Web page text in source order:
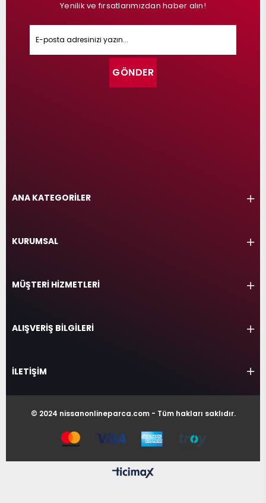
Yenilik ve fırsatlarımızdan haber alın!
GÖNDER
ANA KATEGORİLER
KURUMSAL
MÜŞTERİ HİZMETLERİ
ALIŞVERİŞ BİLGİLERİ
İLETİŞİM
© 2024 nissanonlineparca.com - Tüm hakları saklıdır.